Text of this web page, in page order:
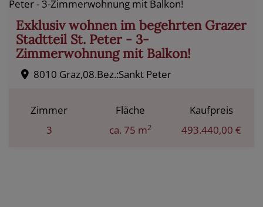
Exklusiv wohnen im begehrten Grazer
Stadtteil St. Peter - 3-
Zimmerwohnung mit Balkon!
8010 Graz,08.Bez.:Sankt Peter
Zimmer
3
Fläche
ca. 75 m2
Kaufpreis
493.440,00 €